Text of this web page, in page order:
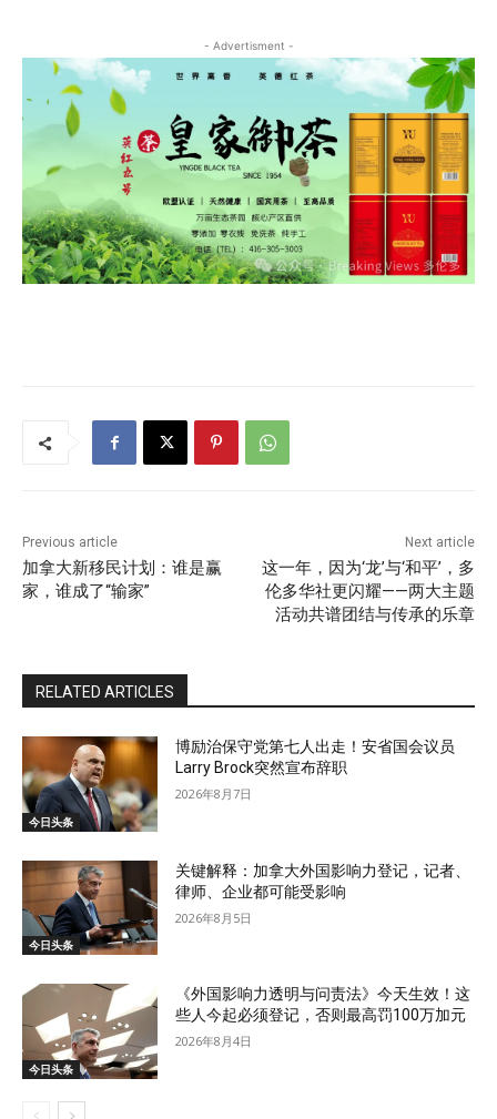
- Advertisment -
Previous article
加拿大新移民计划：谁是赢
家，谁成了“输家”
Next article
这一年，因为‘龙’与‘和平’，多
伦多华社更闪耀——两大主题
活动共谱团结与传承的乐章
RELATED ARTICLES
今日头条
博励治保守党第七人出走！安省国会议员
Larry Brock突然宣布辞职
2026年8月7日
今日头条
关键解释：加拿大外国影响力登记，记者、
律师、企业都可能受影响
2026年8月5日
今日头条
《外国影响力透明与问责法》今天生效！这
些人今起必须登记，否则最高罚100万加元
2026年8月4日